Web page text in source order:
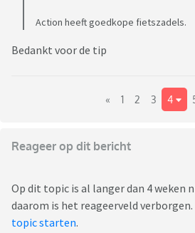
Action heeft goedkope fietszadels.
Bedankt voor de tip
« 1 2 3 4
Reageer op dit bericht
Op dit topic is al langer dan 4 weken
daarom is het reageerveld verborgen.
topic starten.